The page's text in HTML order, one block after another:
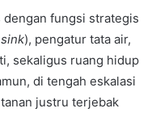
fungsi strategis
), pengatur tata air,
sekaligus ruang hidup
di tengah eskalasi
justru terjebak